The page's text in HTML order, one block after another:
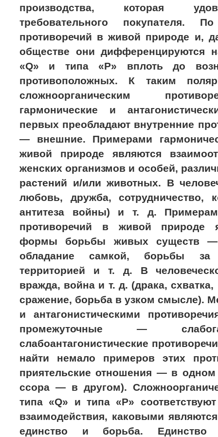
производства, которая
требовательного покупателя.
противоречий в живой природе и,
обществе они дифференцируются
«Q» и типа «Р» вплоть до
противоположных. К таким
сложноорганическим
гармонические и
первых преобладают внутренние
— внешние. Примерами
живой природе являются
женских организмов и особей,
растений и/или животных. В
любовь, дружба, сотрудничество,
антитеза войны) и т. д.
противоречий в живой природе
формы борьбы живых существ
обладание самкой, борьбы за
территорией и т. д. В
вражда, война и т. д. (драка,
сражение, борьба в узком смысле).
и антагонистическими
промежуточные —
слабоантагонистические
найти немало примеров этих
приятельские отношения — в одном
ссора — в другом).
типа «Q» и типа «Р»
взаимодействия, каковыми
единство и борьба. Единство